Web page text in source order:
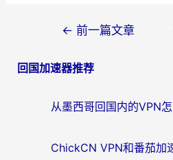
导
← 前一篇文章
回国加速器推荐